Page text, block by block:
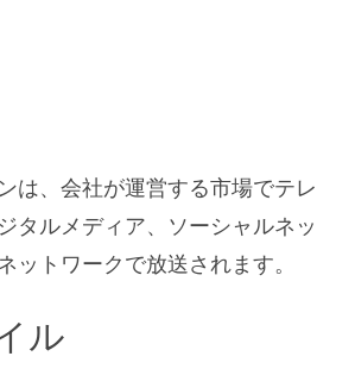
は、会社が運営する市場でテレ
タルメディア、ソーシャルネッ
ットワークで放送されます。
ル